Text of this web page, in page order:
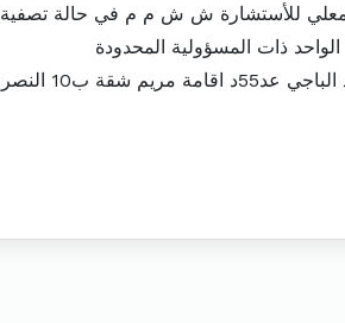
للأستشارة ش ش م م في حالة تصفية
ذات المسؤولية المحدودة
ب10 النصر2 اريانة المدينة